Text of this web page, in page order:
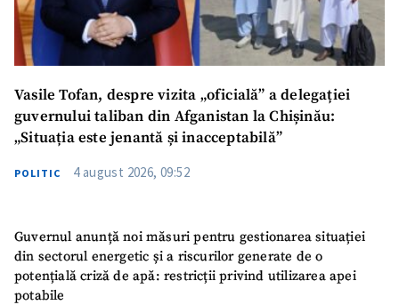
Vasile Tofan, despre vizita „oficială” a delegației
guvernului taliban din Afganistan la Chișinău:
„Situația este jenantă și inacceptabilă”
POLITIC 4 august 2026, 09:52
Guvernul anunță noi măsuri pentru gestionarea situației
din sectorul energetic și a riscurilor generate de o
potențială criză de apă: restricții privind utilizarea apei
potabile